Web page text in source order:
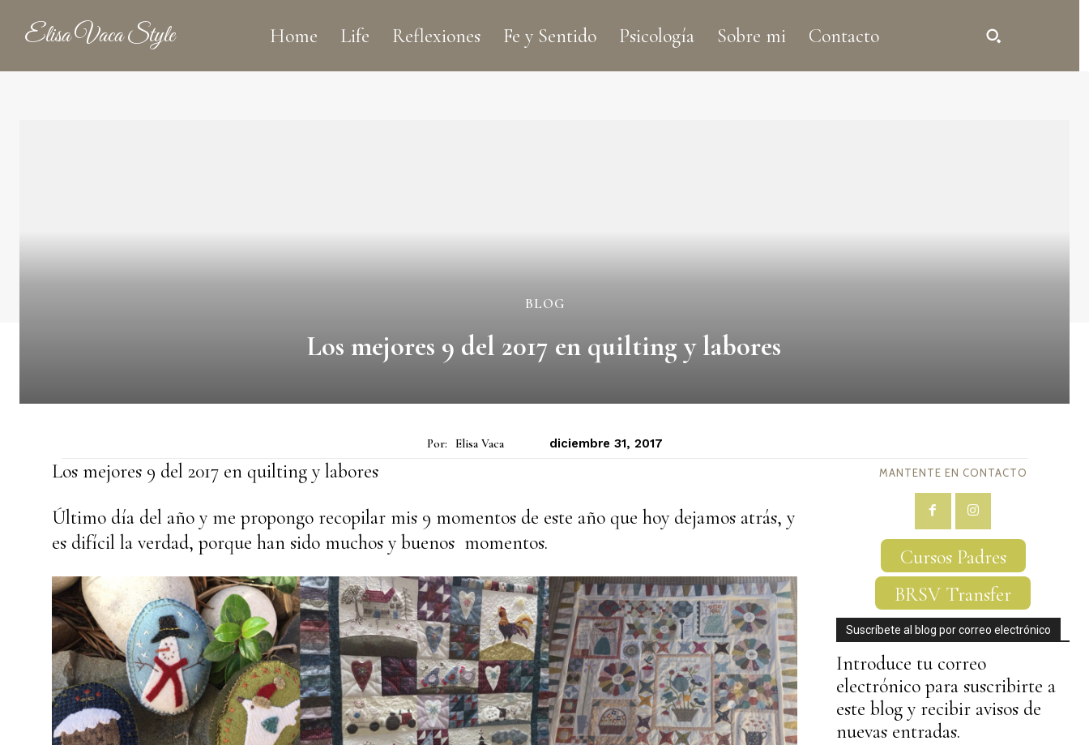
Elisa Vaca Style Home Life Reflexiones Fe y Sentido Psicología Sobre mi Contacto
BLOG
Los mejores 9 del 2017 en quilting y labores
Por: Elisa Vaca diciembre 31, 2017
Los mejores 9 del 2017 en quilting y labores
Último día del año y me propongo recopilar mis 9 momentos de este año que hoy dejamos atrás, y
es difícil la verdad, porque han sido muchos y buenos momentos.
MANTENTE EN CONTACTO
Cursos Padres
BRSV Transfer
Suscríbete al blog por correo electrónico
Introduce tu correo
electrónico para suscribirte a
este blog y recibir avisos de
nuevas entradas.